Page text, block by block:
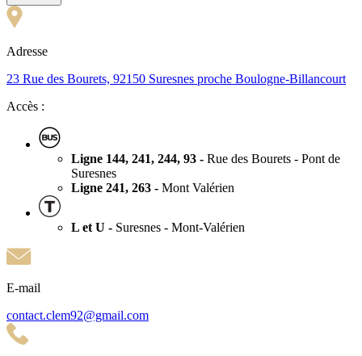
Adresse
23 Rue des Bourets, 92150 Suresnes proche Boulogne-Billancourt
Accès :
Ligne 144, 241, 244, 93 - Rue des Bourets - Pont de
Suresnes
Ligne 241, 263 - Mont Valérien
L et U - Suresnes - Mont-Valérien
E-mail
contact.clem92@gmail.com